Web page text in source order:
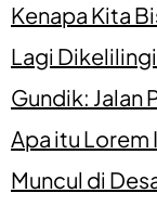
Kenapa Kita
Lagi
Gundik: Jalan
Apa itu Lorem
Muncul di